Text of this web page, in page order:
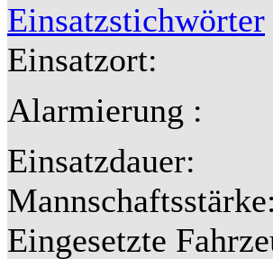
Einsatzstichwörter
Einsatzort:
Alarmierung :
Einsatzdauer:
Mannschaftsstärke:
Eingesetzte